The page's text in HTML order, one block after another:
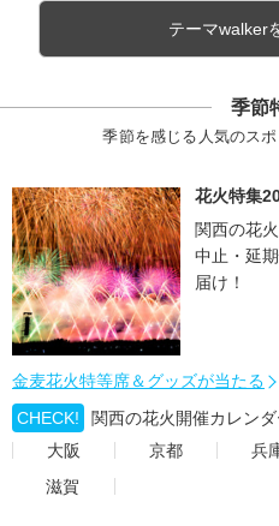
テーマwalker
季節
季節を感じる人気のス
花火特集
関西の花
中止・延
届け！
金麦花火特等席＆グッズが当たる
CHECK!
関西の花火開催カレンダ
大阪
京都 兵
滋賀